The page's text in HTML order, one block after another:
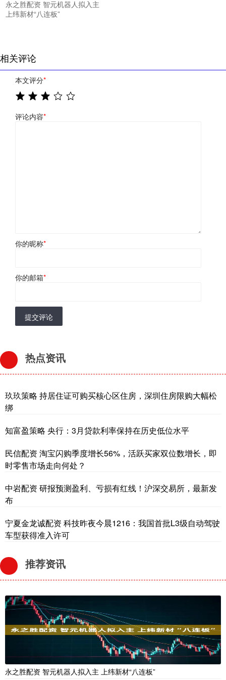
永之胜配资 智元机器人拟入主
上纬新材“八连板”
相关评论
本文评分*
评论内容*
你的昵称*
你的邮箱*
提交评论
热点资讯
玖玖策略 持居住证可购买核心区住房，深圳住房限购大幅松
绑
知富盈策略 央行：3月贷款利率保持在历史低位水平
民信配资 淘宝闪购季度增长56%，活跃买家双位数增长，即
时零售市场走向何处？
中岩配资 研报预测盈利、亏损有红线！沪深交易所，最新发
布
宁夏金龙诚配资 科技昨夜今晨1216：我国首批L3级自动驾驶
车型获得准入许可
推荐资讯
永之胜配资 智元机器人拟入主 上纬新材“八连板”